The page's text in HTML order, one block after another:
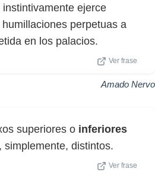
instintivamente ejerce
perpetuas a
en los palacios.
Ver frase
Amado Nervo
superiores o inferiores
simplemente, distintos.
Ver frase